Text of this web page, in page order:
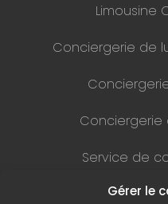
Gérer le
Limousine
Conciergerie de
Conciergerie
Service de